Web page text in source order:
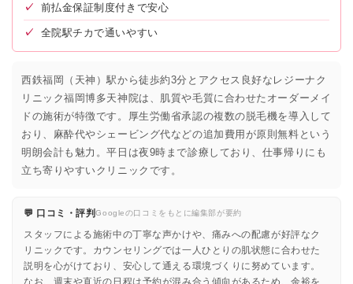
✓ 前払金保証制度付きで安心
✓ 全院駅チカで通いやすい
西鉄福岡（天神）駅から徒歩約3分とアクセス良好なレジーナク
リニック福岡博多天神院は、肌質や毛質に合わせたオーダーメイ
ドの施術が特徴です。厚生労働省承認の複数の脱毛機を導入して
おり、麻酔代やシェービング代などの追加費用が原則無料という
明朗会計も魅力。平日は夜9時まで診療しており、仕事帰りにも
立ち寄りやすいクリニックです。
💬 口コミ・評判Googleの口コミをもとに編集部が要約
スタッフによる施術中の丁寧な声かけや、痛みへの配慮が好評なク
リニックです。カウンセリングでは一人ひとりの肌状態に合わせた
説明を心がけており、安心して通える環境づくりに努めています。
なお、週末や直近の日程は予約が混み合う傾向があるため、余裕を